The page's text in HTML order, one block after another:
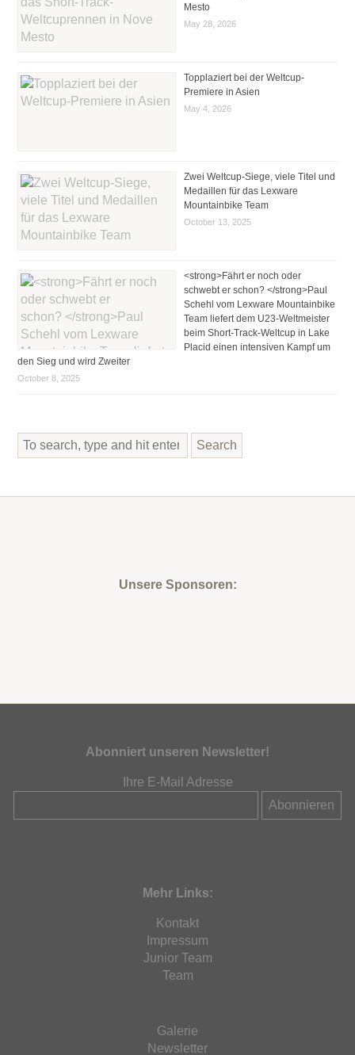
Mesto
May 28, 2026
Topplaziert bei der Weltcup-
Premiere in Asien
May 4, 2026
Zwei Weltcup-Siege, viele Titel und
Medaillen für das Lexware
Mountainbike Team
October 13, 2025
<strong>Fährt er noch oder
schwebt er schon? </strong>Paul
Schehl vom Lexware Mountainbike
Team liefert dem U23-Weltmeister
beim Short-Track-Weltcup in Lake
Placid einen intensiven Kampf um
den Sieg und wird Zweiter
October 8, 2025
Search
Unsere Sponsoren:
Abonniert unseren Newsletter!
Ihre E-Mail Adresse
Mehr Links:
Kontakt
Impressum
Junior Team
Team
Galerie
Newsletter